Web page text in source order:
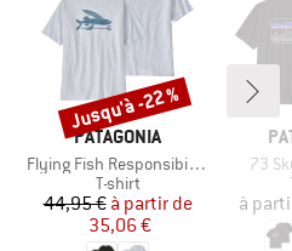
MARQUE
PATAGONIA
Article
Flying Fish Responsibili-Tee
Product group
T-shirt
Prix
44,95 € Prix réduit
à partir de
35,06 €
Remise
Jusqu'à -22 %
Article
73
à